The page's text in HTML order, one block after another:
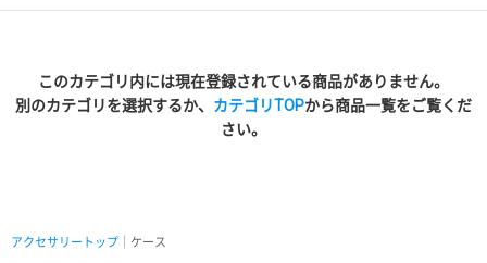
このカテゴリ内には現在登録されている商品がありません。
別のカテゴリを選択するか、 カテゴリTOPから商品一覧をご覧くだ
さい。
アクセサリートップ ｜ケース